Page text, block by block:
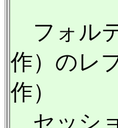
フォル
作）のレ
作）
セッシ